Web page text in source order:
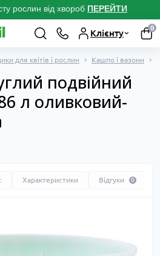
рослин від хвороб ПЕРЕЙТИ
Клієнту
0
для квітів і рослин Кашпо і вазони
подвійний
л оливковий-
Характеристики Відгуки 0